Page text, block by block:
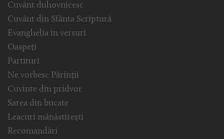
Cuvânt duhovnicesc
Cuvânt din Sfânta Scriptură
Evanghelia in versuri
Oaspeți
Partituri
Ne vorbesc Părinții
Cuvinte din pridvor
Sarea din bucate
Leacuri mănăstirești
Recomandări